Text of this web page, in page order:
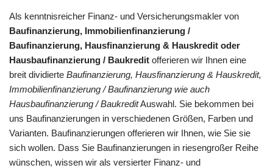
Als kenntnisreicher Finanz- und Versicherungsmakler von
Baufinanzierung, Immobilienfinanzierung /
Baufinanzierung, Hausfinanzierung & Hauskredit oder
Hausbaufinanzierung / Baukredit offerieren wir Ihnen eine
breit dividierte Baufinanzierung, Hausfinanzierung & Hauskredit,
Immobilienfinanzierung / Baufinanzierung wie auch
Hausbaufinanzierung / BaukreditAuswahl. Sie bekommen bei
uns Baufinanzierungen in verschiedenen Größen, Farben und
Varianten. Baufinanzierungen offerieren wir Ihnen, wie Sie sie
sich wollen. Dass Sie Baufinanzierungen in riesengroßer Reihe
wünschen, wissen wir als versierter Finanz- und